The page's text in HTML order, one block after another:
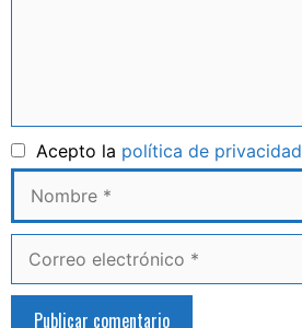
Acepto la política de privacidad